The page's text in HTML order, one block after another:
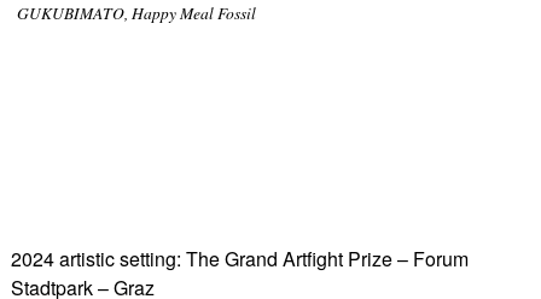
GUKUBIMATO, Happy Meal Fossil
2024 artistic setting: The Grand Artfight Prize – Forum
Stadtpark – Graz